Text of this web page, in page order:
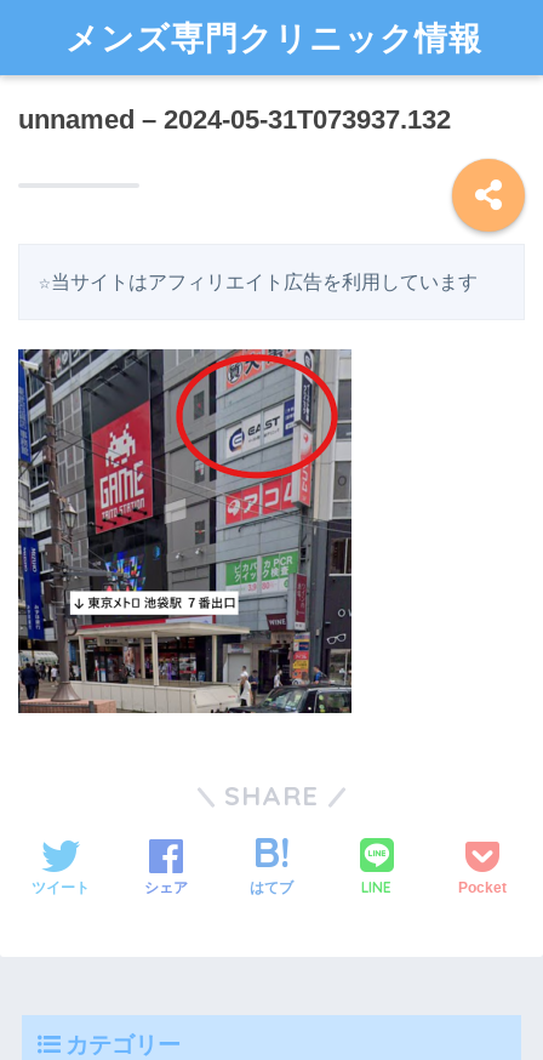
メンズ専門クリニック情報
unnamed – 2024-05-31T073937.132
☆当サイトはアフィリエイト広告を利用しています
SHARE
ツイート シェア はてブ LINE Pocket
カテゴリー